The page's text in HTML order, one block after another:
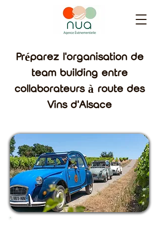
Préparez l'organisation de
team building entre
collaborateurs à route des
Vins d'Alsace